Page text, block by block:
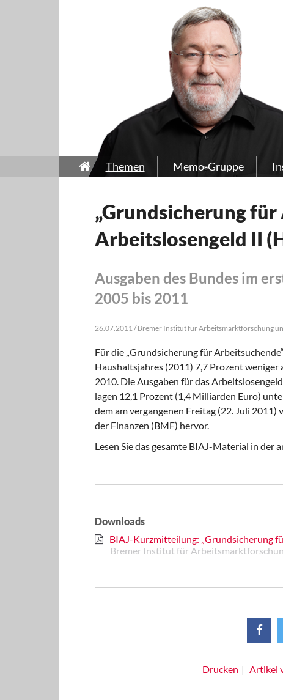
Themen Memo-Gruppe
„Grundsicherung
Arbeitslosengeld II
Ausgaben des Bundes im
2005 bis 2011
26.07.2011 / Bremer Institut für Arbeitsmarktforschung
Für die „Grundsicherung für
Haushaltsjahres (2011) 7,7 Prozent
2010. Die Ausgaben für das
lagen 12,1 Prozent (1,4 Milliarden Euro)
dem am vergangenen Freitag (22. Juli
der Finanzen (BMF) hervor.
Lesen Sie das gesamte BIAJ-Material in der
Downloads
BIAJ-Kurzmitteilung: „Grundsicherung
Bremer Institut für
Drucken Artikel